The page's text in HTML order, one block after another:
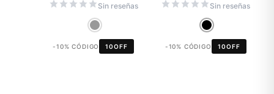
Sin reseñas
-10% CÓDIGO 10OFF
Sin reseñas
-10% CÓDIGO 10OFF